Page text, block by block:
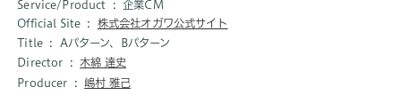
Service/Product
企業CM
Official Site
株式会社オガワ公式サイト
Title
Aパターン、Bパターン
Director
木綿 達史
Producer
嶋村 雅己